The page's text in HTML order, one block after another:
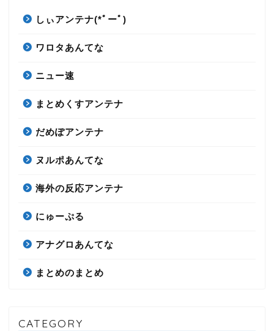
しぃアンテナ(*ﾟーﾟ)
ワロタあんてな
ニュー速
まとめくすアンテナ
だめぽアンテナ
ヌルポあんてな
海外の反応アンテナ
にゅーぷる
アナグロあんてな
まとめのまとめ
CATEGORY